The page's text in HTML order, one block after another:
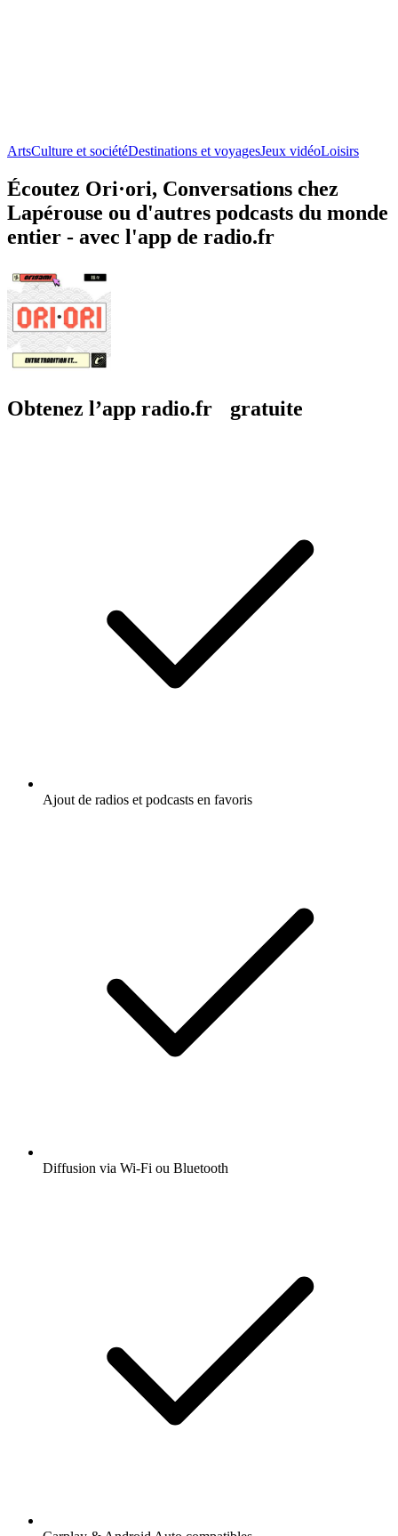
ArtsCulture et sociétéDestinations et voyagesJeux vidéoLoisirs
Écoutez Ori·ori, Conversations chez
Lapérouse ou d'autres podcasts du monde
entier - avec l'app de radio.fr
Obtenez l’app radio.fr gratuite
Ajout de radios et podcasts en favoris
Diffusion via Wi-Fi ou Bluetooth